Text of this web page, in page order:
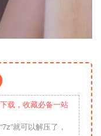
载，收藏必备一站
就可以解压了，